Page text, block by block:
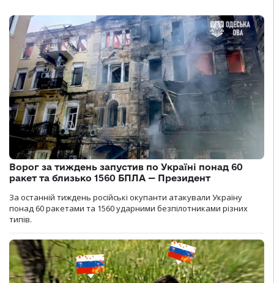
Ворог за тиждень запустив по Україні понад 60
ракет та близько 1560 БПЛА — Президент
За останній тиждень російські окупанти атакували Україну
понад 60 ракетами та 1560 ударними безпілотниками різних
типів.